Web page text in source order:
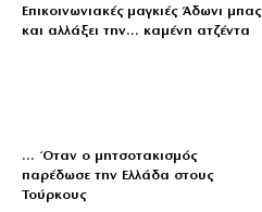
Επικοινωνιακές μαγκιές Άδωνι μπας
και αλλάξει την… καμένη ατζέντα
… Όταν ο μητσοτακισμός
παρέδωσε την Ελλάδα στους
Τούρκους